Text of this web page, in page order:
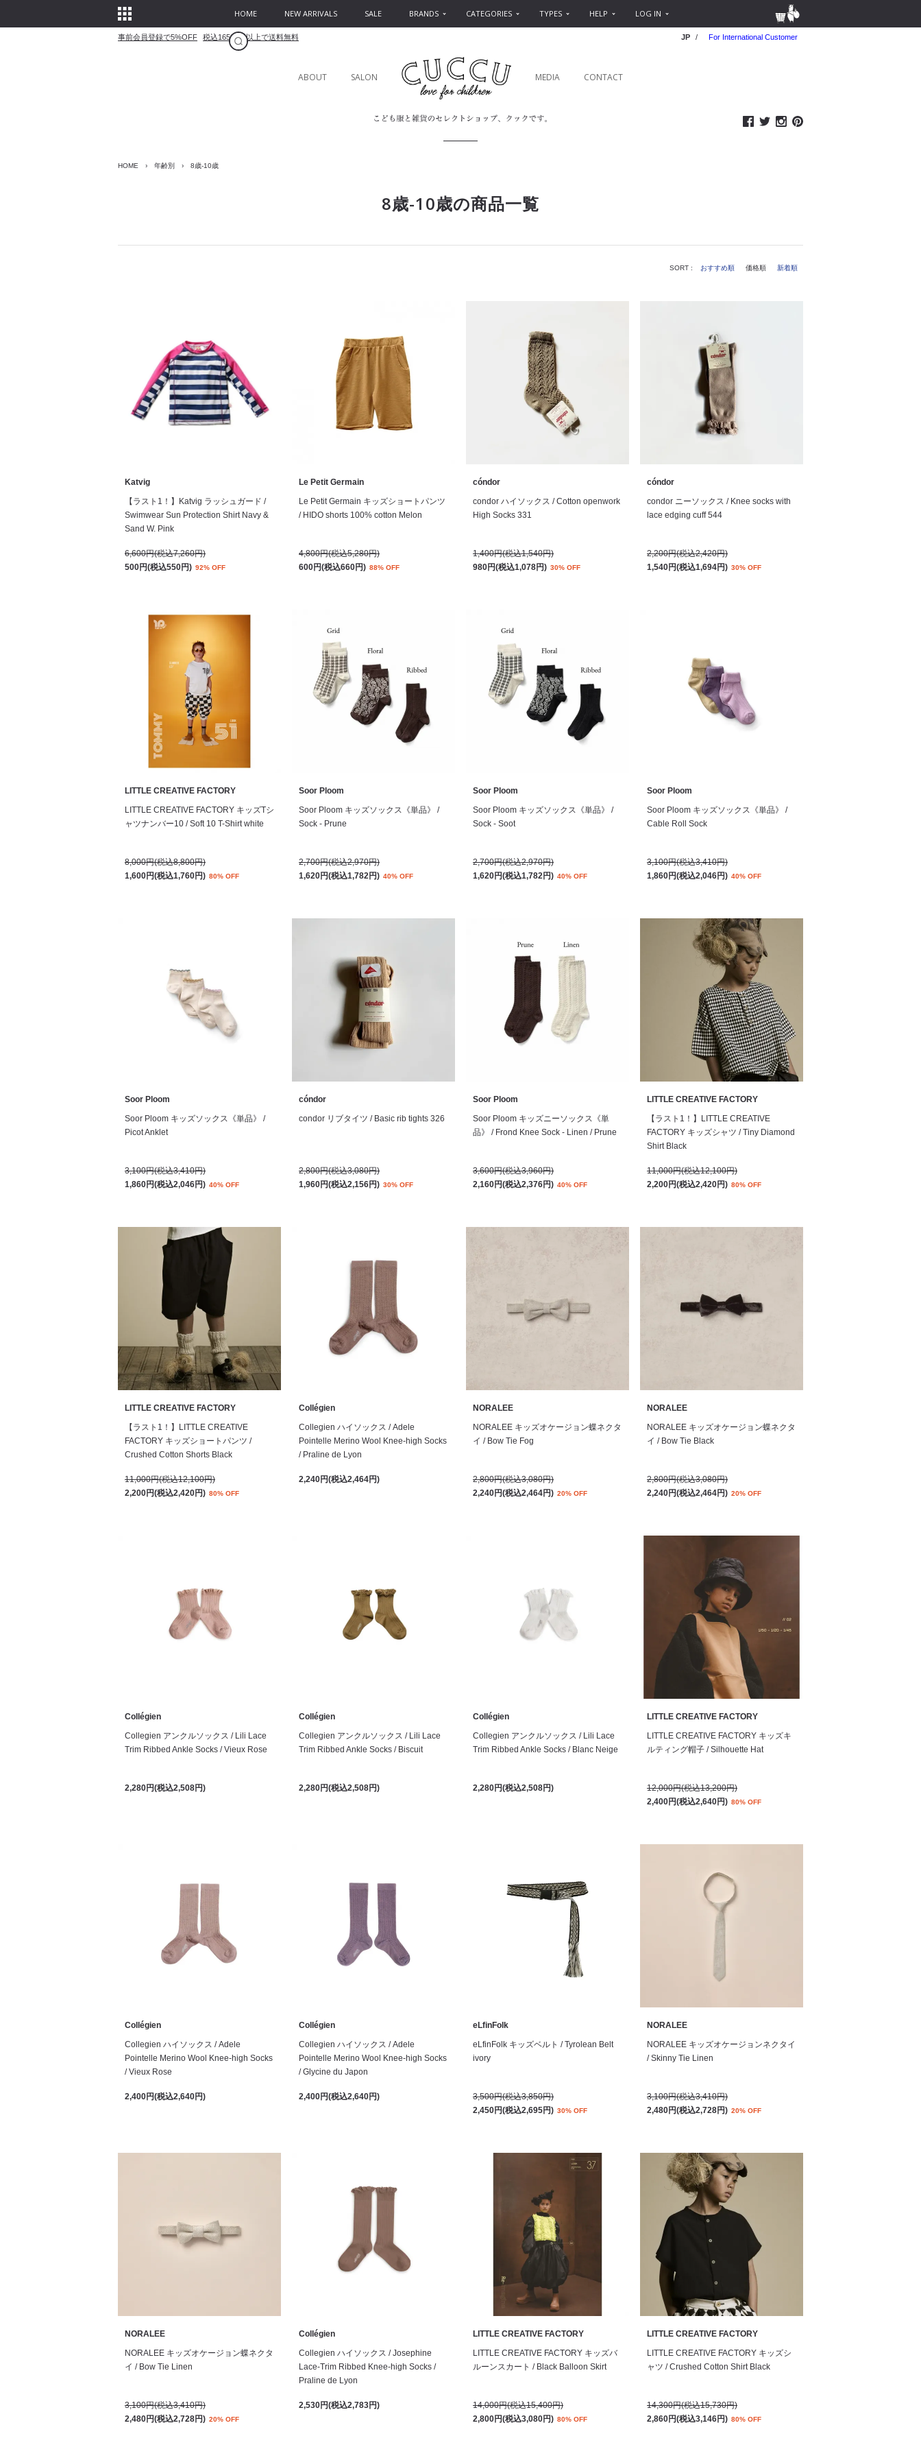
HOME NEW ARRIVALS SALE BRANDS CATEGORIES TYPES HELP LOG IN
事前会員登録で5%OFF 税込16500円以上で送料無料 JP / For International Customer
ABOUT SALON MEDIA CONTACT
HOME › 年齢別 › 8歳-10歳
8歳-10歳の商品一覧
SORT : おすすめ順 価格順 新着順
Katvig
【ラスト1！】Katvig ラッシュガード /
Swimwear Sun Protection Shirt Navy &
Sand W. Pink
6,600円(税込7,260円)
500円(税込550円) 92% OFF
Le Petit Germain
Le Petit Germain キッズショートパンツ
/ HIDO shorts 100% cotton Melon
4,800円(税込5,280円)
600円(税込660円) 88% OFF
cóndor
condor ハイソックス / Cotton openwork
High Socks 331
1,400円(税込1,540円)
980円(税込1,078円) 30% OFF
cóndor
condor ニーソックス / Knee socks with
lace edging cuff 544
2,200円(税込2,420円)
1,540円(税込1,694円) 30% OFF
LITTLE CREATIVE FACTORY
LITTLE CREATIVE FACTORY キッズTシ
ャツナンバー10 / Soft 10 T-Shirt white
8,000円(税込8,800円)
1,600円(税込1,760円) 80% OFF
Soor Ploom
Soor Ploom キッズソックス《単品》 /
Sock - Prune
2,700円(税込2,970円)
1,620円(税込1,782円) 40% OFF
Soor Ploom
Soor Ploom キッズソックス《単品》 /
Sock - Soot
2,700円(税込2,970円)
1,620円(税込1,782円) 40% OFF
Soor Ploom
Soor Ploom キッズソックス《単品》 /
Cable Roll Sock
3,100円(税込3,410円)
1,860円(税込2,046円) 40% OFF
Soor Ploom
Soor Ploom キッズソックス《単品》 /
Picot Anklet
3,100円(税込3,410円)
1,860円(税込2,046円) 40% OFF
cóndor
condor リブタイツ / Basic rib tights 326
2,800円(税込3,080円)
1,960円(税込2,156円) 30% OFF
Soor Ploom
Soor Ploom キッズニーソックス《単
品》 / Frond Knee Sock - Linen / Prune
3,600円(税込3,960円)
2,160円(税込2,376円) 40% OFF
LITTLE CREATIVE FACTORY
【ラスト1！】LITTLE CREATIVE
FACTORY キッズシャツ / Tiny Diamond
Shirt Black
11,000円(税込12,100円)
2,200円(税込2,420円) 80% OFF
LITTLE CREATIVE FACTORY
【ラスト1！】LITTLE CREATIVE
FACTORY キッズショートパンツ /
Crushed Cotton Shorts Black
11,000円(税込12,100円)
2,200円(税込2,420円) 80% OFF
Collégien
Collegien ハイソックス / Adele
Pointelle Merino Wool Knee-high Socks
/ Praline de Lyon
2,240円(税込2,464円)
NORALEE
NORALEE キッズオケージョン蝶ネクタ
イ / Bow Tie Fog
2,800円(税込3,080円)
2,240円(税込2,464円) 20% OFF
NORALEE
NORALEE キッズオケージョン蝶ネクタ
イ / Bow Tie Black
2,800円(税込3,080円)
2,240円(税込2,464円) 20% OFF
Collégien
Collegien アンクルソックス / Lili Lace
Trim Ribbed Ankle Socks / Vieux Rose
2,280円(税込2,508円)
Collégien
Collegien アンクルソックス / Lili Lace
Trim Ribbed Ankle Socks / Biscuit
2,280円(税込2,508円)
Collégien
Collegien アンクルソックス / Lili Lace
Trim Ribbed Ankle Socks / Blanc Neige
2,280円(税込2,508円)
LITTLE CREATIVE FACTORY
LITTLE CREATIVE FACTORY キッズキ
ルティング帽子 / Silhouette Hat
12,000円(税込13,200円)
2,400円(税込2,640円) 80% OFF
Collégien
Collegien ハイソックス / Adele
Pointelle Merino Wool Knee-high Socks
/ Vieux Rose
2,400円(税込2,640円)
Collégien
Collegien ハイソックス / Adele
Pointelle Merino Wool Knee-high Socks
/ Glycine du Japon
2,400円(税込2,640円)
eLfinFolk
eLfinFolk キッズベルト / Tyrolean Belt
ivory
3,500円(税込3,850円)
2,450円(税込2,695円) 30% OFF
NORALEE
NORALEE キッズオケージョンネクタイ
/ Skinny Tie Linen
3,100円(税込3,410円)
2,480円(税込2,728円) 20% OFF
NORALEE
NORALEE キッズオケージョン蝶ネクタ
イ / Bow Tie Linen
3,100円(税込3,410円)
2,480円(税込2,728円) 20% OFF
Collégien
Collegien ハイソックス / Josephine
Lace-Trim Ribbed Knee-high Socks /
Praline de Lyon
2,530円(税込2,783円)
LITTLE CREATIVE FACTORY
LITTLE CREATIVE FACTORY キッズバ
ルーンスカート / Black Balloon Skirt
14,000円(税込15,400円)
2,800円(税込3,080円) 80% OFF
LITTLE CREATIVE FACTORY
LITTLE CREATIVE FACTORY キッズシ
ャツ / Crushed Cotton Shirt Black
14,300円(税込15,730円)
2,860円(税込3,146円) 80% OFF